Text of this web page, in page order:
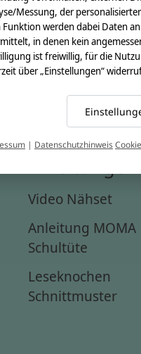
Video Nähset
Anleitung MOMA
Schultüte
Leseknochen
Schnittmuster
Messung, der
Funktion werden dabei Daten
in denen kein
ist freiwillig, für die
über „Einstellungen“
| Datenschutzhinweis